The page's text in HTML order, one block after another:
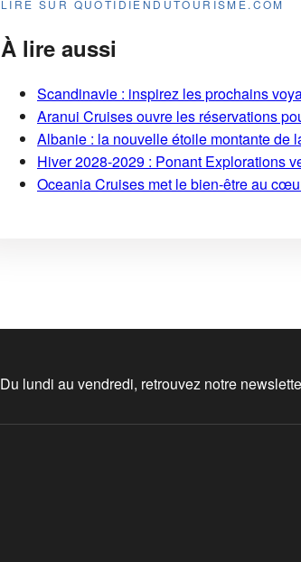
LIRE SUR QUOTIDIENDUTOURISME.COM
À lire aussi
Scandinavie : inspirez les prochains
Aranui Cruises ouvre les réservations
Albanie : la nouvelle étoile montante de
Hiver 2028-2029 : Ponant Explorations
Oceania Cruises met le bien-être au
Du lundi au vendredi, retrouvez notre